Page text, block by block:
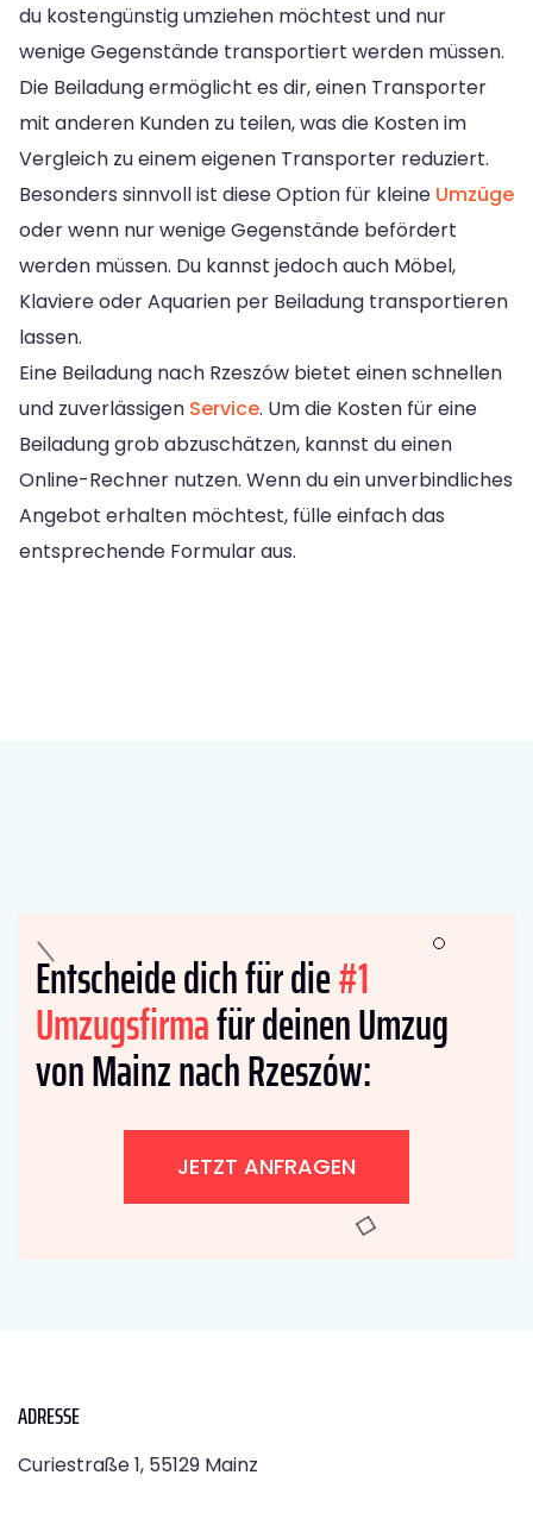
du kostengünstig umziehen möchtest und nur
wenige Gegenstände transportiert werden müssen.
Die Beiladung ermöglicht es dir, einen Transporter
mit anderen Kunden zu teilen, was die Kosten im
Vergleich zu einem eigenen Transporter reduziert.
Besonders sinnvoll ist diese Option für kleine Umzüge
oder wenn nur wenige Gegenstände befördert
werden müssen. Du kannst jedoch auch Möbel,
Klaviere oder Aquarien per Beiladung transportieren
lassen.
Eine Beiladung nach Rzeszów bietet einen schnellen
und zuverlässigen Service. Um die Kosten für eine
Beiladung grob abzuschätzen, kannst du einen
Online-Rechner nutzen. Wenn du ein unverbindliches
Angebot erhalten möchtest, fülle einfach das
entsprechende Formular aus.
Entscheide dich für die#1
Umzugsfirmafür deinen Umzug
von Mainz nach Rzeszów:
JETZT ANFRAGEN
ADRESSE
Curiestraße 1, 55129 Mainz